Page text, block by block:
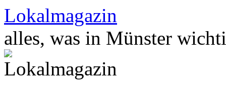
Zum
Inhalt
springen
Lokalmagazin
alles, was in Münster